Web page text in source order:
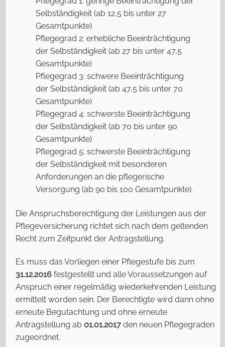
Selbständigkeit (ab 12,5 bis unter 27
Gesamtpunkte)
Pflegegrad 2: erhebliche Beeinträchtigung
der Selbständigkeit (ab 27 bis unter 47,5
Gesamtpunkte)
Pflegegrad 3: schwere Beeinträchtigung
der Selbständigkeit (ab 47,5 bis unter 70
Gesamtpunkte)
Pflegegrad 4: schwerste Beeinträchtigung
der Selbständigkeit (ab 70 bis unter 90
Gesamtpunkte)
Pflegegrad 5: schwerste Beeinträchtigung
der Selbständigkeit mit besonderen
Anforderungen an die pflegerische
Versorgung (ab 90 bis 100 Gesamtpunkte).
Die Anspruchsberechtigung der Leistungen aus der
Pflegeversicherung richtet sich nach dem geltenden
Recht zum Zeitpunkt der Antragstellung.
Es muss das Vorliegen einer Pflegestufe bis zum
31.12.2016 festgestellt und alle Voraussetzungen auf
Anspruch einer regelmäßig wiederkehrenden Leistung
ermittelt worden sein. Der Berechtigte wird dann ohne
erneute Begutachtung und ohne erneute
Antragstellung ab 01.01.2017 den neuen Pflegegraden
zugeordnet.